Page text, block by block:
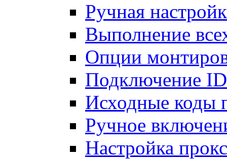
Ручная
Выполнение
Опции
Подключение
Исходные коды
Ручное
Настройка